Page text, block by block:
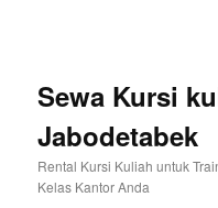
Sewa Kursi
Jabodetabek
Rental Kursi Kuliah untuk
Kelas Kantor Anda